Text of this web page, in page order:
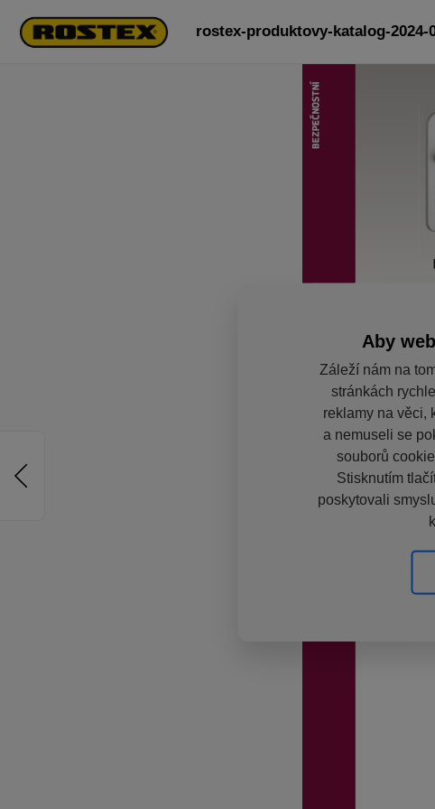
rostex-produktovy-katalog-2024-
Aby
Záleží nám na
stránkách
reklamy na věci,
a nemuseli se
souborů
Stisknutím
poskytovali